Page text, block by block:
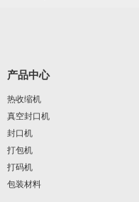
产品中心
热收缩机
真空封口机
封口机
打包机
打码机
包装材料